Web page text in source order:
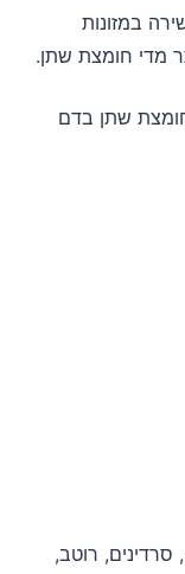
במזונות
מדי חומצת שתן.
שתן בדם
סרדינים, רוטב,